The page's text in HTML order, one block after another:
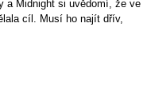
a Midnight si uvědomí, že ve
cíl. Musí ho najít dřív,